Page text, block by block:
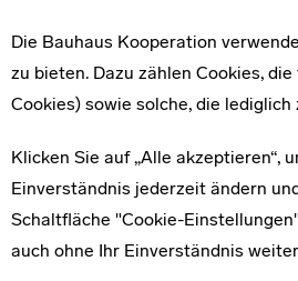
Die Bauhaus Kooperation
zu bieten. Dazu zählen Cookies,
Cookies) sowie solche, die
Klicken Sie auf „Alle akzeptieren“,
Einverständnis jederzeit ändern
Schaltfläche "Cookie-
auch ohne Ihr Einverständnis
Georg
Netzwerke